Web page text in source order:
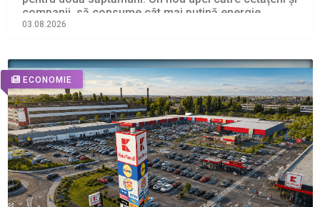
companii, să consume cât mai puțină energie
electrică
03.08.2026
ECONOMIE